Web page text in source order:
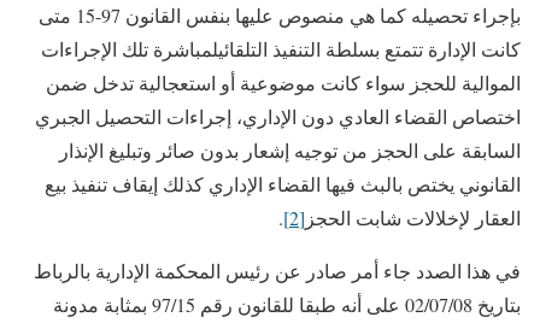
بإجراء تحصيله كما هي منصوص عليها بنفس القانون 97-15 متى
كانت الإدارة تتمتع بسلطة التنفيذ التلقائيلمباشرة تلك الإجراءات
الموالية للحجز سواء كانت موضوعية أو استعجالية تدخل ضمن
اختصاص القضاء العادي دون الإداري، إجراءات التحصيل الجبري
السابقة على الحجز من توجيه إشعار بدون صائر وتبليغ الإنذار
القانوني يختص بالبث فيها القضاء الإداري كذلك إيقاف تنفيذ بيع
العقار لإخلالات شابت الحجز [2]
.
في هذا الصدد جاء أمر صادر عن رئيس المحكمة الإدارية بالرباط
بتاريخ 02/07/08 على أنه طبقا للقانون رقم 97/15 بمثابة مدونة